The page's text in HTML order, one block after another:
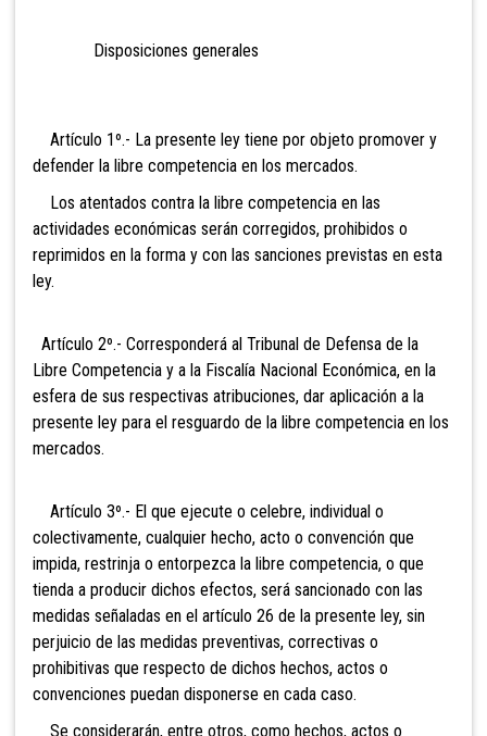
Disposiciones generales
Artículo 1º.- La presente ley tiene por objeto promover y
defender la libre competencia en los mercados.
Los atentados contra la libre competencia en las
actividades económicas serán corregidos, prohibidos o
reprimidos en la forma y con las sanciones previstas en esta
ley.
Artículo 2º.- Corresponderá al Tribunal de Defensa de la
Libre Competencia y a la Fiscalía Nacional Económica, en la
esfera de sus respectivas atribuciones, dar aplicación a la
presente ley para el resguardo de la libre competencia en los
mercados.
Artículo 3º.- El que ejecute o celebre, individual o
colectivamente, cualquier hecho, acto o convención que
impida, restrinja o entorpezca la libre competencia, o que
tienda a producir dichos efectos, será sancionado con las
medidas señaladas en el artículo 26 de la presente ley, sin
perjuicio de las medidas preventivas, correctivas o
prohibitivas que respecto de dichos hechos, actos o
convenciones puedan disponerse en cada caso.
Se considerarán, entre otros, como hechos, actos o